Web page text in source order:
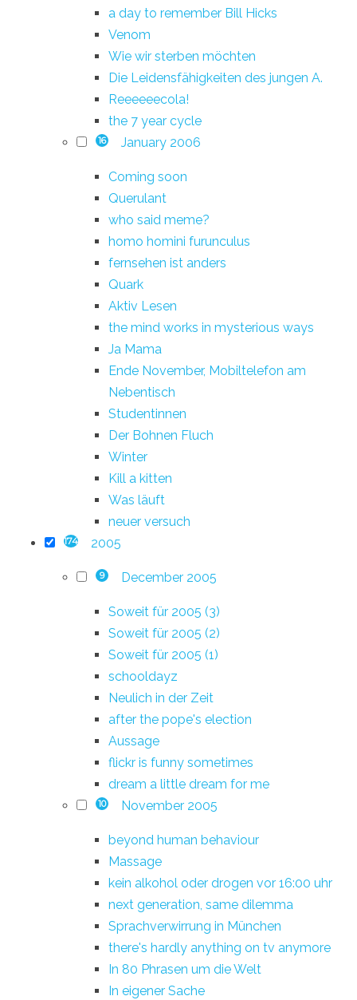
a day to remember Bill Hicks
Venom
Wie wir sterben möchten
Die Leidensfähigkeiten des jungen A.
Reeeeeecola!
the 7 year cycle
16 January 2006
Coming soon
Querulant
who said meme?
homo homini furunculus
fernsehen ist anders
Quark
Aktiv Lesen
the mind works in mysterious ways
Ja Mama
Ende November, Mobiltelefon am
Nebentisch
Studentinnen
Der Bohnen Fluch
Winter
Kill a kitten
Was läuft
neuer versuch
174 2005
9 December 2005
Soweit für 2005 (3)
Soweit für 2005 (2)
Soweit für 2005 (1)
schooldayz
Neulich in der Zeit
after the pope's election
Aussage
flickr is funny sometimes
dream a little dream for me
10 November 2005
beyond human behaviour
Massage
kein alkohol oder drogen vor 16:00 uhr
next generation, same dilemma
Sprachverwirrung in München
there's hardly anything on tv anymore
In 80 Phrasen um die Welt
In eigener Sache